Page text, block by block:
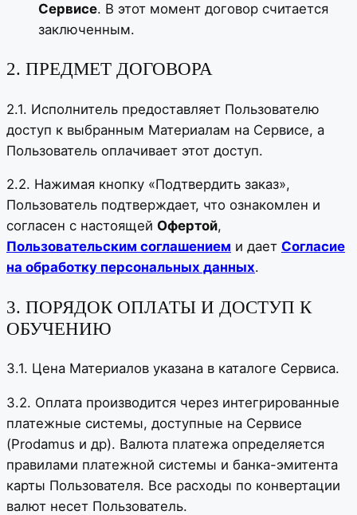
Сервисе. В этот момент договор считается
заключенным.
2. ПРЕДМЕТ ДОГОВОРА
2.1. Исполнитель предоставляет Пользователю
доступ к выбранным Материалам на Сервисе, а
Пользователь оплачивает этот доступ.
2.2. Нажимая кнопку «Подтвердить заказ»,
Пользователь подтверждает, что ознакомлен и
согласен с настоящей Офертой,
Пользовательским соглашением и дает Согласие
на обработку персональных данных.
3. ПОРЯДОК ОПЛАТЫ И ДОСТУП К
ОБУЧЕНИЮ
3.1. Цена Материалов указана в каталоге Сервиса.
3.2. Оплата производится через интегрированные
платежные системы, доступные на Сервисе
(Prodamus и др). Валюта платежа определяется
правилами платежной системы и банка-эмитента
карты Пользователя. Все расходы по конвертации
валют несет Пользователь.